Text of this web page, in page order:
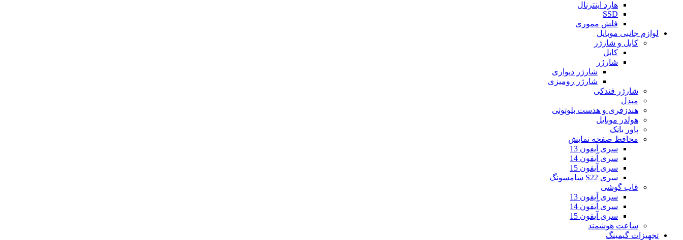
هارد اینترنال
SSD
فلش مموری
لوازم جانبی موبایل
کابل و شارژر
کابل
شارژر
شارژر دیواری
شارژر رومیزی
شارژر فندکی
مبدل
هندزفری و هدست بلوتوثی
هولدر موبایل
پاور بانک
محافظ صفحه نمایش
سری آیفون 13
سری آیفون 14
سری آیفون 15
سری S22 سامسونگ
قاب گوشی
سری آیفون 13
سری آیفون 14
سری آیفون 15
ساعت هوشمند
تجهیزات گیمینگ